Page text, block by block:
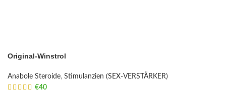
Original-Winstrol
Anabole Steroide, Stimulanzien (SEX-VERSTÄRKER)
€40